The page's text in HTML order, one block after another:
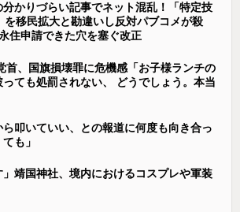
分かりづらい記事でネット混乱！「特定技
を移民拡大と勘違いし反対パブコメが殺
申請できた穴を塞ぐ改正
首、国旗損壊罪に危機感「お子様ランチの
ても処罰されない、 どうでしょう。本当
叩いていい、との報道に何度も向き合っ
も」
」靖国神社、境内におけるコスプレや軍装